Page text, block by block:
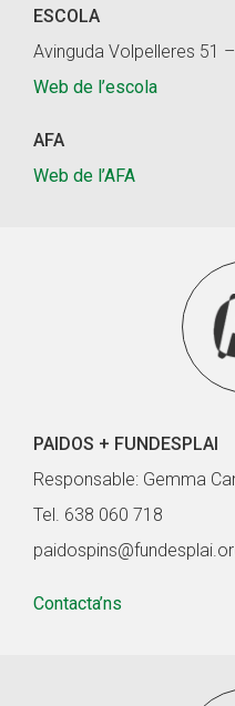
ESCOLA
Avinguda Volpelleres 51
Web de l’escola
AFA
Web de l’AFA
PAIDOS + FUNDESPLAI
Responsable: Gemma
Tel. 638 060 718
Contacta’ns